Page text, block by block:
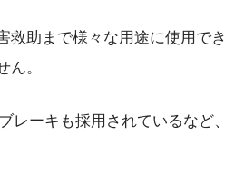
救助まで様々な用途に使用で
ん。
レーキも採用されているなど